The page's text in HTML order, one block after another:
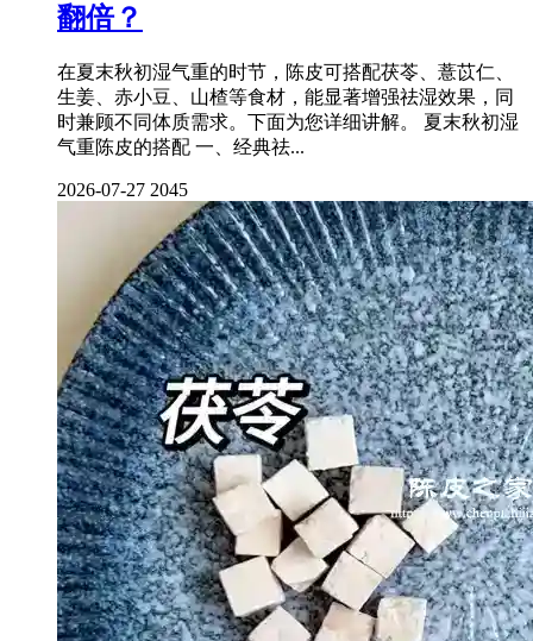
翻倍？
在夏末秋初湿气重的时节，陈皮可搭配茯苓、薏苡仁、
生姜、赤小豆、山楂等食材，能显著增强祛湿效果，同
时兼顾不同体质需求。下面为您详细讲解。 夏末秋初湿
气重陈皮的搭配 一、经典祛...
2026-07-27 2045